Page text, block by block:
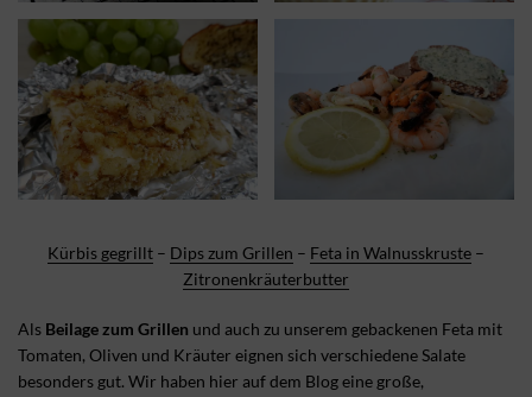
Kürbis gegrillt – Dips zum Grillen – Feta in Walnusskruste –
Zitronenkräuterbutter
Als Beilage zum Grillen und auch zu unserem gebackenen Feta mit
Tomaten, Oliven und Kräuter eignen sich verschiedene Salate
besonders gut. Wir haben hier auf dem Blog eine große,